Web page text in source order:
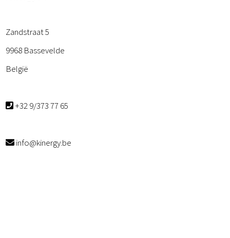
Zandstraat 5
9968 Bassevelde
België
+32 9/373 77 65
info@kinergy.be